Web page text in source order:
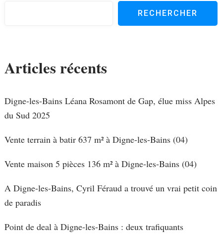
RECHERCHER
Articles récents
Digne-les-Bains Léana Rosamont de Gap, élue miss Alpes
du Sud 2025
Vente terrain à batir 637 m² à Digne-les-Bains (04)
Vente maison 5 pièces 136 m² à Digne-les-Bains (04)
A Digne-les-Bains, Cyril Féraud a trouvé un vrai petit coin
de paradis
Point de deal à Digne-les-Bains : deux trafiquants